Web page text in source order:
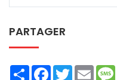
PARTAGER
ShareFacebookTwitterEmail